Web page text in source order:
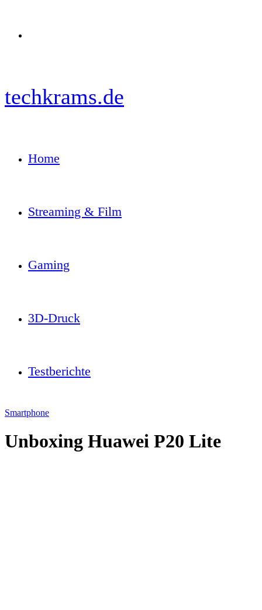
techkrams.de
Home
Streaming & Film
Gaming
3D-Druck
Testberichte
Smartphone
Unboxing Huawei P20 Lite